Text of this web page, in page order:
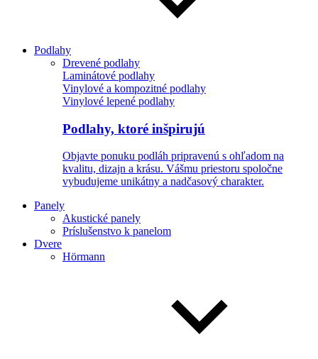
Podlahy
Drevené podlahy
Laminátové podlahy
Vinylové a kompozitné podlahy
Vinylové lepené podlahy
Podlahy, ktoré inšpirujú
Objavte ponuku podláh pripravenú s ohľadom na
kvalitu, dizajn a krásu. Vášmu priestoru spoločne
vybudujeme unikátny a nadčasový charakter.
Panely
Akustické panely
Príslušenstvo k panelom
Dvere
Hörmann